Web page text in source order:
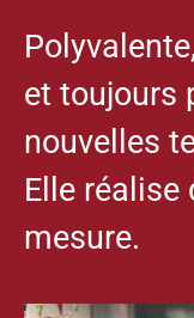
et toujours
nouvelles
Elle réalise
mesure.